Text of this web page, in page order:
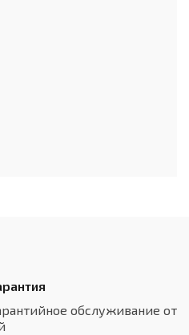
обслуживание от